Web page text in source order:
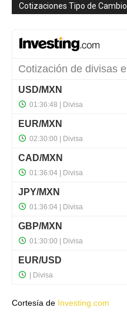
Cotizaciones Tipo de Cambio
Cortesía de Investing.com